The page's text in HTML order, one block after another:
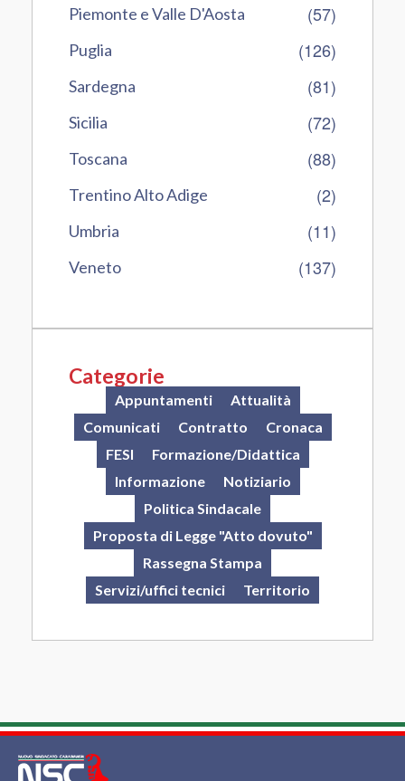
Piemonte e Valle D'Aosta (57)
Puglia (126)
Sardegna (81)
Sicilia (72)
Toscana (88)
Trentino Alto Adige (2)
Umbria (11)
Veneto (137)
Categorie
Appuntamenti
Attualità
Comunicati
Contratto
Cronaca
FESI
Formazione/Didattica
Informazione
Notiziario
Politica Sindacale
Proposta di Legge "Atto dovuto"
Rassegna Stampa
Servizi/uffici tecnici
Territorio